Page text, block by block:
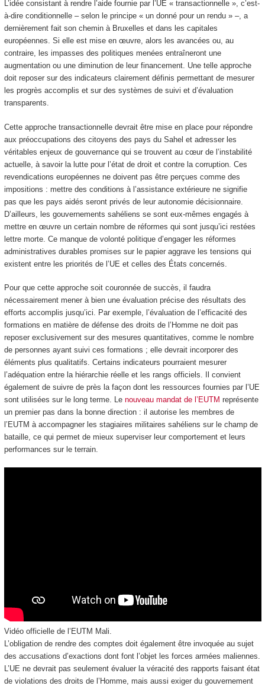
L’idée consistant à rendre l’aide fournie par l’UE « transactionnelle », c’est-
à-dire conditionnelle – selon le principe « un donné pour un rendu » –, a
dernièrement fait son chemin à Bruxelles et dans les capitales
européennes. Si elle est mise en œuvre, alors les avancées ou, au
contraire, les impasses des politiques menées entraîneront une
augmentation ou une diminution de leur financement. Une telle approche
doit reposer sur des indicateurs clairement définis permettant de mesurer
les progrès accomplis et sur des systèmes de suivi et d’évaluation
transparents.
Cette approche transactionnelle devrait être mise en place pour répondre
aux préoccupations des citoyens des pays du Sahel et adresser les
véritables enjeux de gouvernance qui se trouvent au cœur de l’instabilité
actuelle, à savoir la lutte pour l’état de droit et contre la corruption. Ces
revendications européennes ne doivent pas être perçues comme des
impositions : mettre des conditions à l’assistance extérieure ne signifie
pas que les pays aidés seront privés de leur autonomie décisionnaire.
D’ailleurs, les gouvernements sahéliens se sont eux-mêmes engagés à
mettre en œuvre un certain nombre de réformes qui sont jusqu’ici restées
lettre morte. Ce manque de volonté politique d’engager les réformes
administratives durables promises sur le papier aggrave les tensions qui
existent entre les priorités de l’UE et celles des États concernés.
Pour que cette approche soit couronnée de succès, il faudra
nécessairement mener à bien une évaluation précise des résultats des
efforts accomplis jusqu’ici. Par exemple, l’évaluation de l’efficacité des
formations en matière de défense des droits de l’Homme ne doit pas
reposer exclusivement sur des mesures quantitatives, comme le nombre
de personnes ayant suivi ces formations ; elle devrait incorporer des
éléments plus qualitatifs. Certains indicateurs pourraient mesurer
l’adéquation entre la hiérarchie réelle et les rangs officiels. Il convient
également de suivre de près la façon dont les ressources fournies par l’UE
sont utilisées sur le long terme. Le nouveau mandat de l’EUTM représente
un premier pas dans la bonne direction : il autorise les membres de
l’EUTM à accompagner les stagiaires militaires sahéliens sur le champ de
bataille, ce qui permet de mieux superviser leur comportement et leurs
performances sur le terrain.
Vidéo officielle de l’EUTM Mali.
L’obligation de rendre des comptes doit également être invoquée au sujet
des accusations d’exactions dont font l’objet les forces armées maliennes.
L’UE ne devrait pas seulement évaluer la véracité des rapports faisant état
de violations des droits de l’Homme, mais aussi exiger du gouvernement